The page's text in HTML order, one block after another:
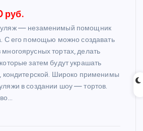
руб.
— незаменимый помощник
С его помощью можно создавать
тортах, делать
затем будут украшать
кондитерской. Широко применимы
в создании шоу — тортов.